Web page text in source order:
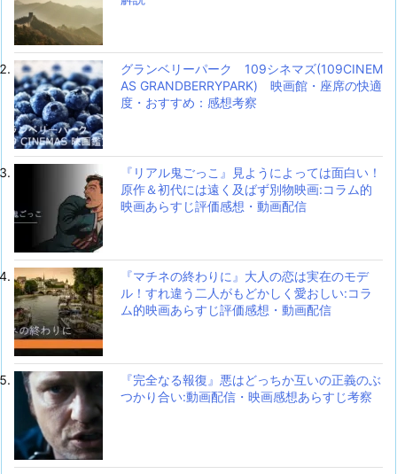
グランベリーパーク 109シネマズ(109CINEM
AS GRANDBERRYPARK) 映画館・座席の快適
度・おすすめ：感想考察
『リアル鬼ごっこ』見ようによっては面白い！
原作＆初代には遠く及ばず別物映画:コラム的
映画あらすじ評価感想・動画配信
『マチネの終わりに』大人の恋は実在のモデ
ル！すれ違う二人がもどかしく愛おしい:コラ
ム的映画あらすじ評価感想・動画配信
『完全なる報復』悪はどっちか互いの正義のぶ
つかり合い:動画配信・映画感想あらすじ考察